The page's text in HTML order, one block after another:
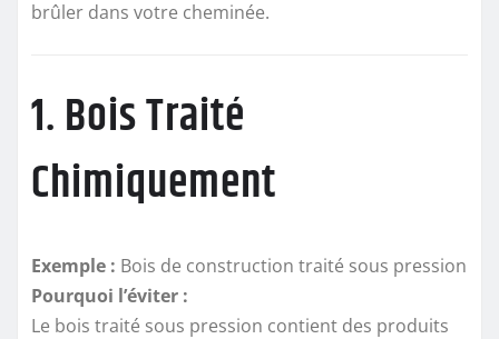
brûler dans votre cheminée.
1. Bois Traité
Chimiquement
Exemple : Bois de construction traité sous pression
Pourquoi l’éviter :
Le bois traité sous pression contient des produits